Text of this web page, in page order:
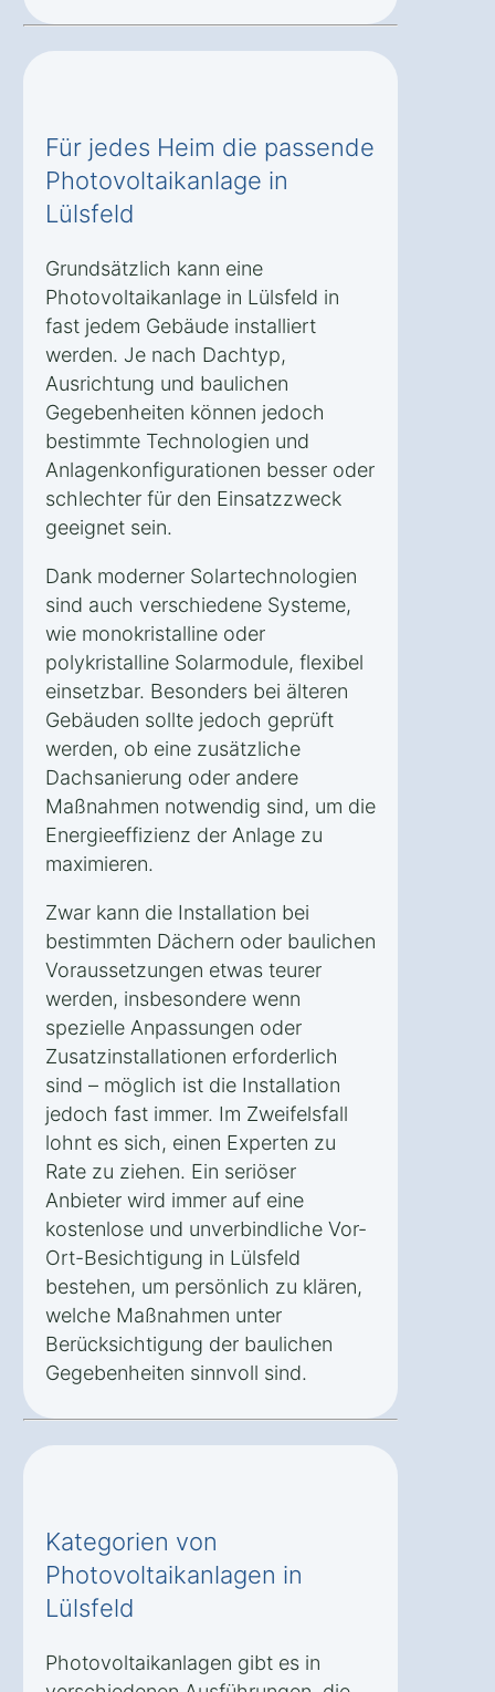
Für jedes Heim die passende
Photovoltaikanlage in
Lülsfeld
Grundsätzlich kann eine
Photovoltaikanlage in Lülsfeld in
fast jedem Gebäude installiert
werden. Je nach Dachtyp,
Ausrichtung und baulichen
Gegebenheiten können jedoch
bestimmte Technologien und
Anlagenkonfigurationen besser oder
schlechter für den Einsatzzweck
geeignet sein.
Dank moderner Solartechnologien
sind auch verschiedene Systeme,
wie monokristalline oder
polykristalline Solarmodule, flexibel
einsetzbar. Besonders bei älteren
Gebäuden sollte jedoch geprüft
werden, ob eine zusätzliche
Dachsanierung oder andere
Maßnahmen notwendig sind, um die
Energieeffizienz der Anlage zu
maximieren.
Zwar kann die Installation bei
bestimmten Dächern oder baulichen
Voraussetzungen etwas teurer
werden, insbesondere wenn
spezielle Anpassungen oder
Zusatzinstallationen erforderlich
sind – möglich ist die Installation
jedoch fast immer. Im Zweifelsfall
lohnt es sich, einen Experten zu
Rate zu ziehen. Ein seriöser
Anbieter wird immer auf eine
kostenlose und unverbindliche Vor-
Ort-Besichtigung in Lülsfeld
bestehen, um persönlich zu klären,
welche Maßnahmen unter
Berücksichtigung der baulichen
Gegebenheiten sinnvoll sind.
Kategorien von
Photovoltaikanlagen in
Lülsfeld
Photovoltaikanlagen gibt es in